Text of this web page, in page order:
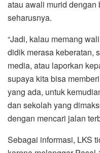
atau awali murid
seharusnya.
“Jadi, kalau memang
didik merasa keberatan,
media, atau laporkan
supaya kita bisa
yang ada, untuk
dan sekolah yang
dengan mencari jalan
Sebagai informasi, LKS